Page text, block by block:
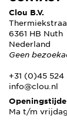
Clou B.V.
6361 HB Nuth
Nederland
Geen
+31 (0)45 524
info@clou.nl
Ma t/m